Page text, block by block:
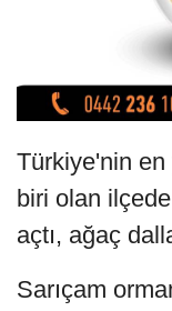
Türkiye'nin
biri olan
açtı, ağaç
Sarıçam